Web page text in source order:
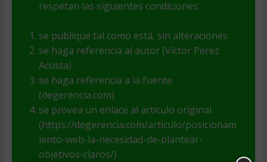
respetan las siguientes condiciones:
se publique tal como está, sin alteraciones
se haga referencia al autor (Victor Perez
Acosta)
se haga referencia a la fuente
(degerencia.com)
se provea un enlace al artículo original
(https://degerencia.com/articulo/posicionam
iento-web-la-necesidad-de-plantear-
objetivos-claros/)